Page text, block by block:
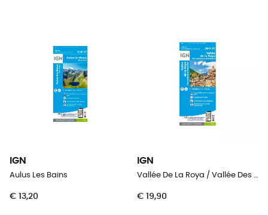
IGN
Aulus Les Bains
€ 13,20
IGN
Vallée De La Roya / Vallée Des Merveilles / Pn Du Mercantour
€ 19,90